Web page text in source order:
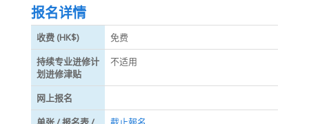
报名详情
收费 (HK$)
免费
持续专业进修计
划进修津贴
不适用
网上报名